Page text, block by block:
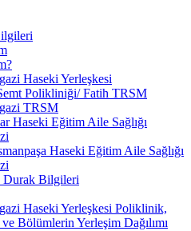
Haseki Yerleşkesi
Polikliniği/ Fatih TRSM
TRSM
Haseki Eğitim Aile Sağlığı
Haseki Eğitim Aile Sağlığı
Durak Bilgileri
Haseki Yerleşkesi Poliklinik,
Bölümlerin Yerleşim Dağılımı